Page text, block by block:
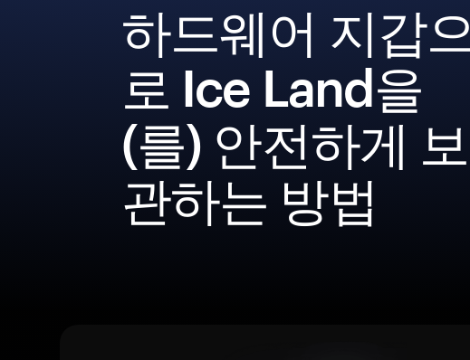
하드웨어 지갑으
로 Ice Land을
(를) 안전하게 보
관하는 방법